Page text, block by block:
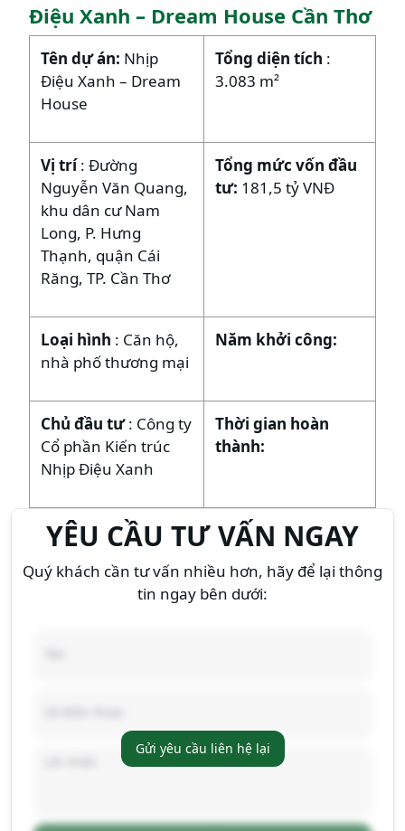
Điệu Xanh – Dream House Cần Thơ
Tên dự án: Nhịp
Điệu Xanh – Dream
House
Tổng diện tích :
3.083 m²
Vị trí: Đường
Nguyễn Văn Quang,
khu dân cư Nam
Long, P. Hưng
Thạnh, quận Cái
Răng, TP. Cần Thơ
Tổng mức vốn đầu
tư: 181,5 tỷ VNĐ
Loại hình : Căn hộ,
nhà phố thương mại
Năm khởi công:
Chủ đầu tư: Công ty
Cổ phần Kiến trúc
Nhịp Điệu Xanh
Thời gian hoàn
thành:
YÊU CẦU TƯ VẤN NGAY
Quý khách cần tư vấn nhiều hơn, hãy để lại thông
tin ngay bên dưới:
Gửi yêu cầu liên hệ lại